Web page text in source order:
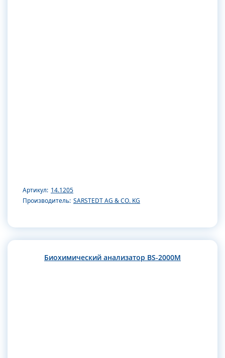
Артикул: 14.1205
Производитель: SARSTEDT AG & CO. KG
Биохимический анализатор BS-2000M